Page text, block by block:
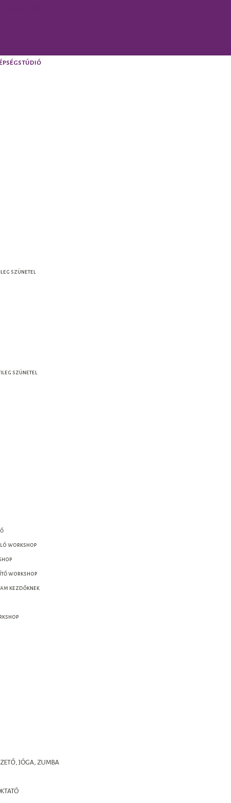
szünetel
szünetel
workshop
workshop
kezdőknek
JÓGA, ZUMBA